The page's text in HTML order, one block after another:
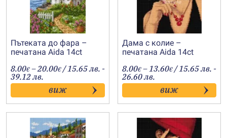
Пътеката до фара –
печатана Aida 14ct
8.00€ –20.00€Price
range:
8.00€
through
20.00€
/ 15.65 лв. -
39.12 лв.
виж
Дама с колие –
печатана Aida 14ct
8.00€ –13.60€Price
range:
8.00€
through
13.60€
/ 15.65 лв. -
26.60 лв.
виж